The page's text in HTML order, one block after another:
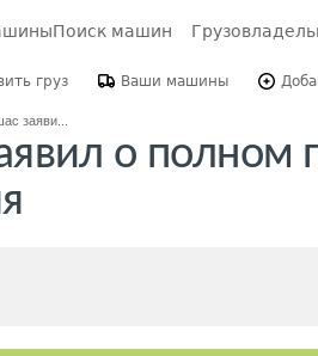
Поиск машин
груз Ваши машины
заяви...
о полном